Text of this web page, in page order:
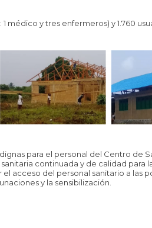
médico y tres enfermeros) y 1.760
para el personal del Centro de
continuada y de calidad para
acceso del personal sanitario a las
y la sensibilización.